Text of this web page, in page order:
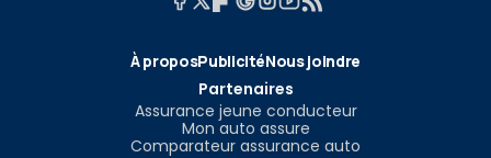
À proposPublicitéNous joindre
Partenaires
Assurance jeune conducteur
Mon auto assure
Comparateur assurance auto